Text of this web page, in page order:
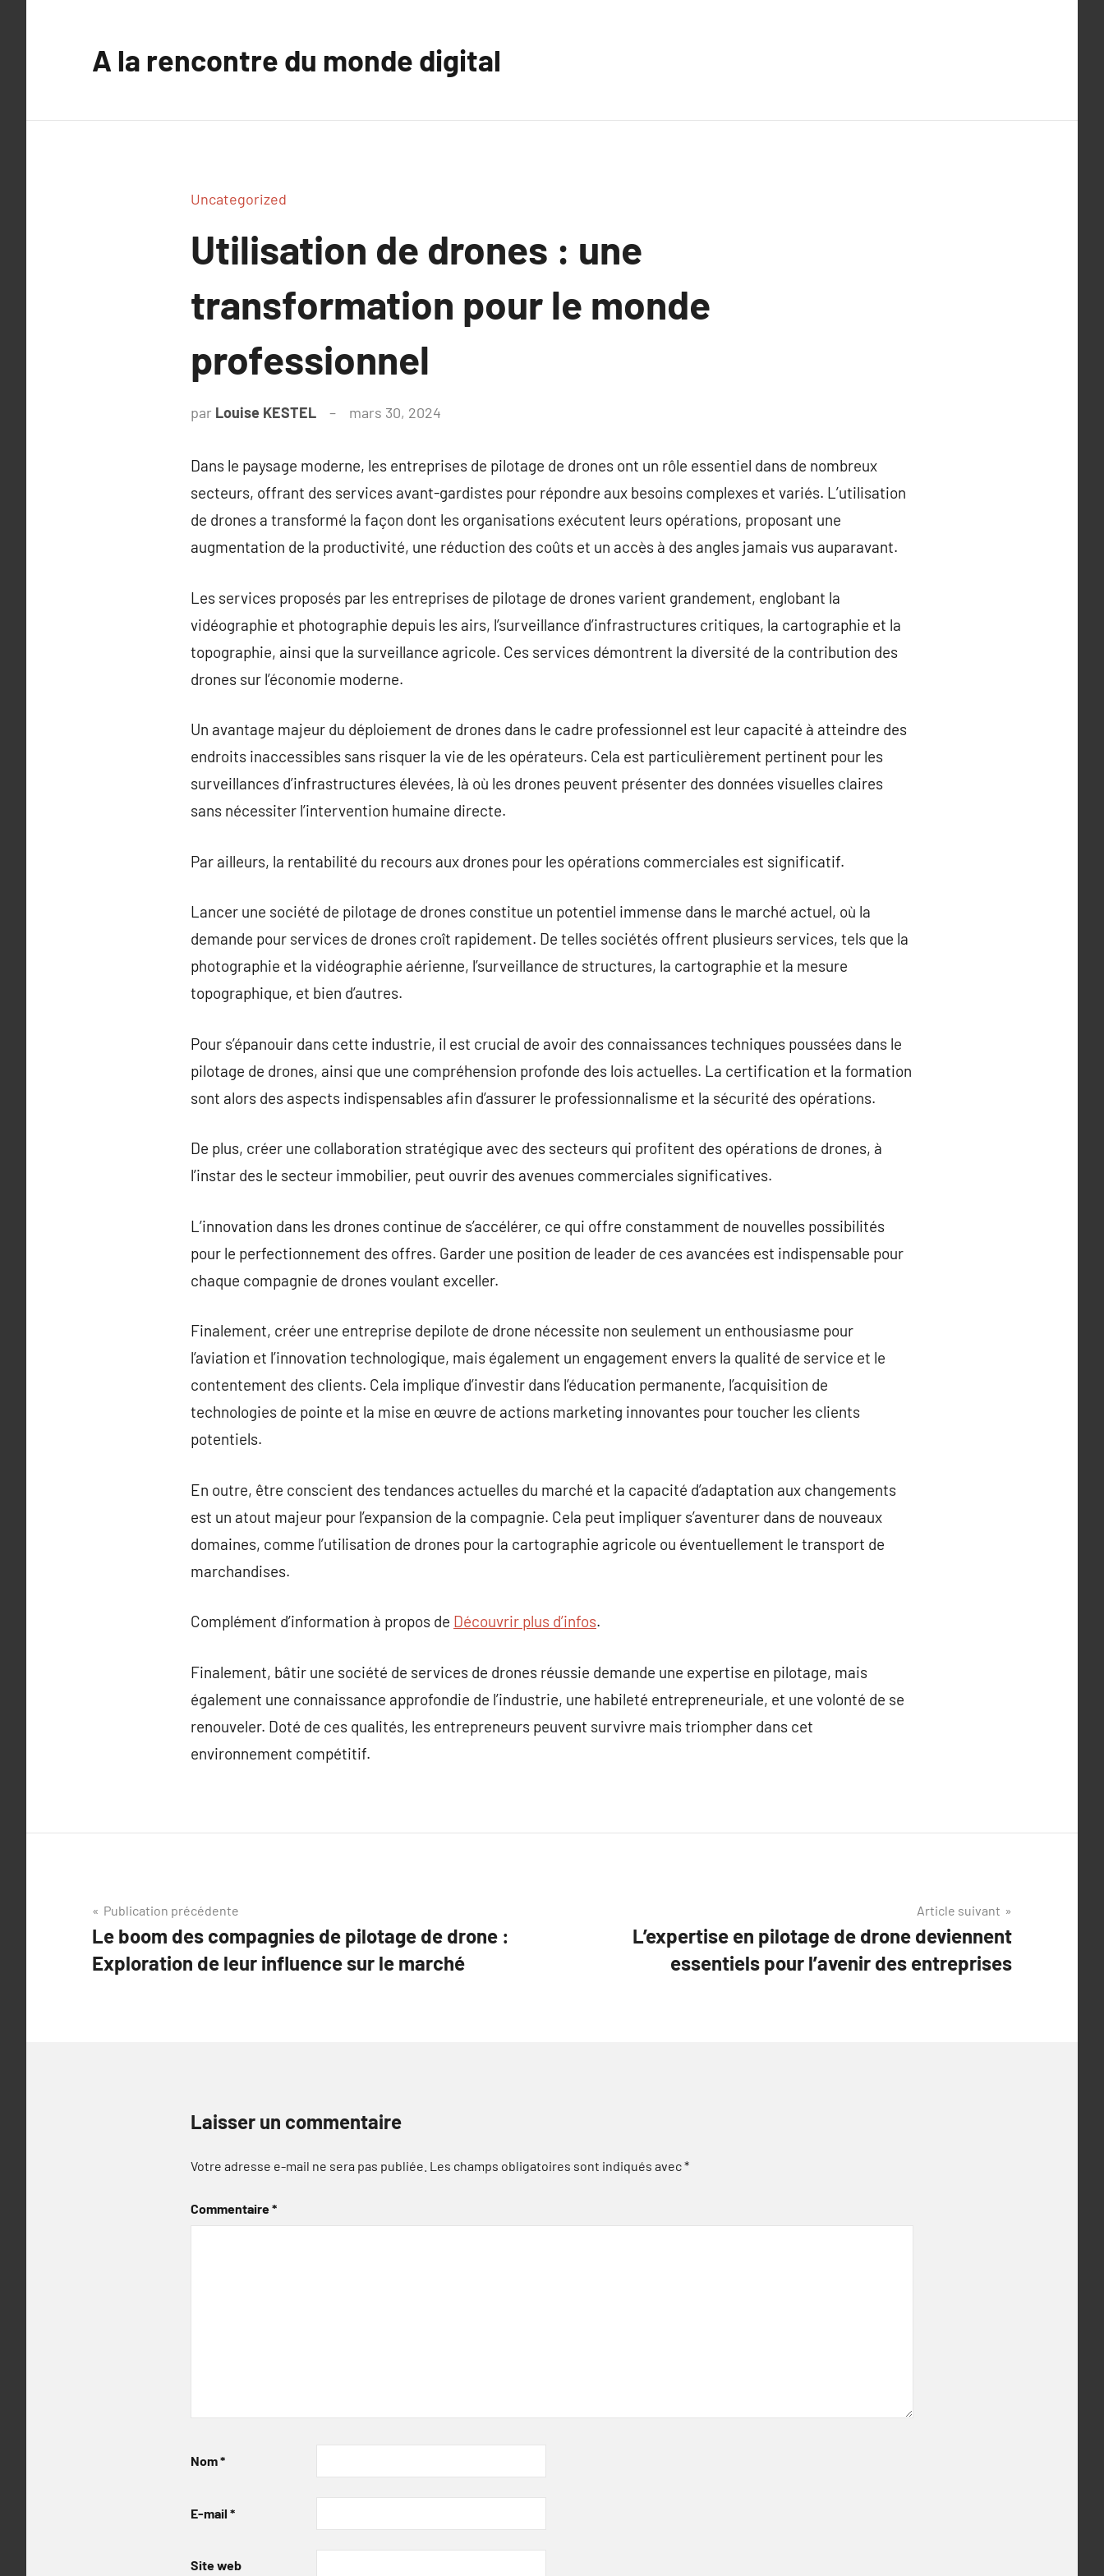
A la rencontre du monde digital
Uncategorized
Utilisation de drones : une
transformation pour le monde
professionnel
par Louise KESTEL mars 30, 2024
Dans le paysage moderne, les entreprises de pilotage de drones ont un rôle essentiel dans de nombreux
secteurs, offrant des services avant-gardistes pour répondre aux besoins complexes et variés. L’utilisation
de drones a transformé la façon dont les organisations exécutent leurs opérations, proposant une
augmentation de la productivité, une réduction des coûts et un accès à des angles jamais vus auparavant.
Les services proposés par les entreprises de pilotage de drones varient grandement, englobant la
vidéographie et photographie depuis les airs, l’surveillance d’infrastructures critiques, la cartographie et la
topographie, ainsi que la surveillance agricole. Ces services démontrent la diversité de la contribution des
drones sur l’économie moderne.
Un avantage majeur du déploiement de drones dans le cadre professionnel est leur capacité à atteindre des
endroits inaccessibles sans risquer la vie de les opérateurs. Cela est particulièrement pertinent pour les
surveillances d’infrastructures élevées, là où les drones peuvent présenter des données visuelles claires
sans nécessiter l’intervention humaine directe.
Par ailleurs, la rentabilité du recours aux drones pour les opérations commerciales est significatif.
Lancer une société de pilotage de drones constitue un potentiel immense dans le marché actuel, où la
demande pour services de drones croît rapidement. De telles sociétés offrent plusieurs services, tels que la
photographie et la vidéographie aérienne, l’surveillance de structures, la cartographie et la mesure
topographique, et bien d’autres.
Pour s’épanouir dans cette industrie, il est crucial de avoir des connaissances techniques poussées dans le
pilotage de drones, ainsi que une compréhension profonde des lois actuelles. La certification et la formation
sont alors des aspects indispensables afin d’assurer le professionnalisme et la sécurité des opérations.
De plus, créer une collaboration stratégique avec des secteurs qui profitent des opérations de drones, à
l’instar des le secteur immobilier, peut ouvrir des avenues commerciales significatives.
L’innovation dans les drones continue de s’accélérer, ce qui offre constamment de nouvelles possibilités
pour le perfectionnement des offres. Garder une position de leader de ces avancées est indispensable pour
chaque compagnie de drones voulant exceller.
Finalement, créer une entreprise depilote de drone nécessite non seulement un enthousiasme pour
l’aviation et l’innovation technologique, mais également un engagement envers la qualité de service et le
contentement des clients. Cela implique d’investir dans l’éducation permanente, l’acquisition de
technologies de pointe et la mise en œuvre de actions marketing innovantes pour toucher les clients
potentiels.
En outre, être conscient des tendances actuelles du marché et la capacité d’adaptation aux changements
est un atout majeur pour l’expansion de la compagnie. Cela peut impliquer s’aventurer dans de nouveaux
domaines, comme l’utilisation de drones pour la cartographie agricole ou éventuellement le transport de
marchandises.
Complément d’information à propos de Découvrir plus d’infos.
Finalement, bâtir une société de services de drones réussie demande une expertise en pilotage, mais
également une connaissance approfondie de l’industrie, une habileté entrepreneuriale, et une volonté de se
renouveler. Doté de ces qualités, les entrepreneurs peuvent survivre mais triompher dans cet
environnement compétitif.
Navigation
de
l’article
Publication précédente
Le boom des compagnies de pilotage de drone :
Exploration de leur influence sur le marché
Article suivant
L’expertise en pilotage de drone deviennent
essentiels pour l’avenir des entreprises
Laisser un commentaire
Votre adresse e-mail ne sera pas publiée. Les champs obligatoires sont indiqués avec*
Commentaire*
Nom*
E-mail *
Site web